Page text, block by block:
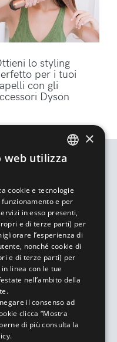
lo styling
per i tuoi
con gli
Dyson
×
web utilizza
cookie e tecnologie
e per
in esso presenti,
e di terze parti) per
l’esperienza di
nonché cookie di
e di terze parti) per
linea con le tue
nell’ambito della
il consenso ad
clicca “Mostra
di più consulta la